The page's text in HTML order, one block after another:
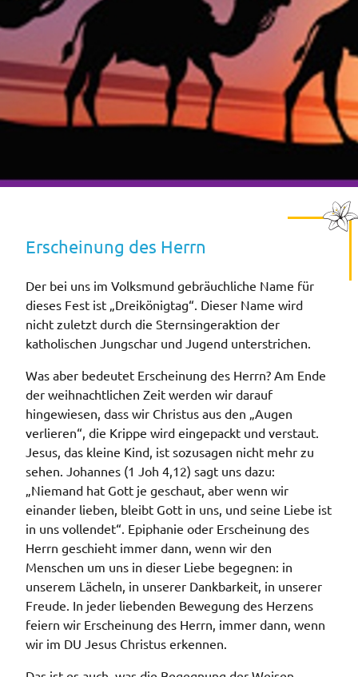
Erscheinung des Herrn
Der bei uns im Volksmund gebräuchliche Name für
dieses Fest ist „Dreikönigtag“. Dieser Name wird
nicht zuletzt durch die Sternsingeraktion der
katholischen Jungschar und Jugend unterstrichen.
Was aber bedeutet Erscheinung des Herrn? Am Ende
der weihnachtlichen Zeit werden wir darauf
hingewiesen, dass wir Christus aus den „Augen
verlieren“, die Krippe wird eingepackt und verstaut.
Jesus, das kleine Kind, ist sozusagen nicht mehr zu
sehen. Johannes (1 Joh 4,12) sagt uns dazu:
„Niemand hat Gott je geschaut, aber wenn wir
einander lieben, bleibt Gott in uns, und seine Liebe ist
in uns vollendet“. Epiphanie oder Erscheinung des
Herrn geschieht immer dann, wenn wir den
Menschen um uns in dieser Liebe begegnen: in
unserem Lächeln, in unserer Dankbarkeit, in unserer
Freude. In jeder liebenden Bewegung des Herzens
feiern wir Erscheinung des Herrn, immer dann, wenn
wir im DU Jesus Christus erkennen.